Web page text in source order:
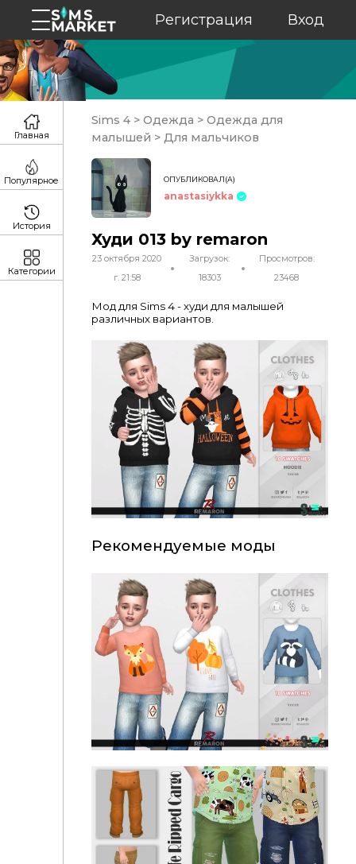
Регистрация Вход
Sims 4 > Одежда > Одежда для
малышей > Для мальчиков
ОПУБЛИКОВАЛ(А)
anastasiykka
Худи 013 by remaron
23 октября 2020
г. 21:58
Загрузок:
18303
Просмотров:
23468
Мод для Sims 4 - худи для малышей
различных вариантов.
Рекомендуемые моды
Главная
Популярное
История
Категории